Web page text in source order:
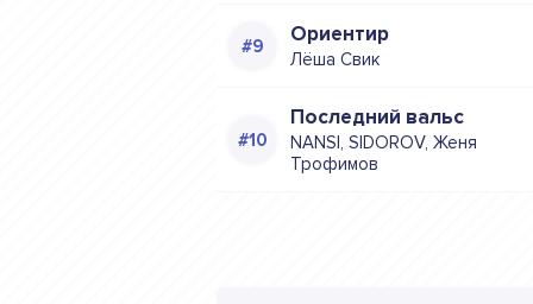
Ориентир
Лёша Свик
Последний вальс
NANSI, SIDOROV, Женя
Трофимов